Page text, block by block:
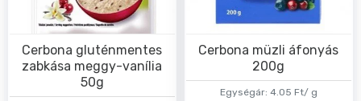
Cerbona gluténmentes
zabkása meggy-vanília
50g
Egységár: 4.05 Ft/ g
Cerbona müzli áfonyás
200g